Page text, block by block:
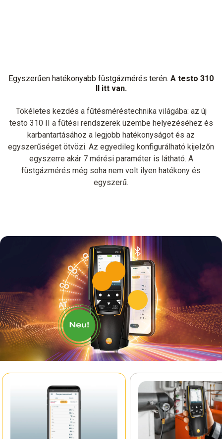
Egyszerűen hatékonyabb füstgázmérés terén. A testo 310
II itt van.
Tökéletes kezdés a fűtésméréstechnika világába: az új
testo 310 II a fűtési rendszerek üzembe helyezéséhez és
karbantartásához a legjobb hatékonyságot és az
egyszerűséget ötvözi. Az egyedileg konfigurálható kijelzőn
egyszerre akár 7 mérési paraméter is látható. A
füstgázmérés még soha nem volt ilyen hatékony és
egyszerű.